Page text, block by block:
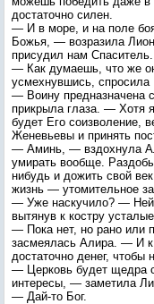
достаточно силен.
— И в море, и на поле
Божья, — возразила
присудил нам Спаситель.
— Как думаешь, что же
усмехнувшись, спросила
— Воину предназначена
прикрыла глаза. — Хотя
будет Его соизволение,
Женевьевы и принять
— Аминь, — вздохнула
умирать вообще.
нибудь и дожить свой
жизнь — утомительное
— Уже наскучило? —
вытянув к костру
— Пока нет, но рано или
засмеялась Алира. — И к
достаточно денег, чтобы
— Церковь будет щедра
интересы, — заметила
— Дай-то Бог.